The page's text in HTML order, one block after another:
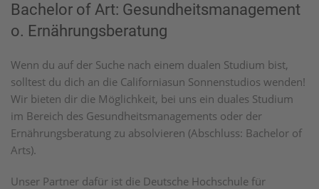
Bachelor of Art: Gesundheitsmanagement
o. Ernährungsberatung
Wenn du auf der Suche nach einem dualen Studium bist,
solltest du dich an die Californiasun Sonnenstudios wenden!
Wir bieten dir die Möglichkeit, bei uns ein duales Studium
im Bereich des Gesundheitsmanagements oder der
Ernährungsberatung zu absolvieren (Abschluss: Bachelor of
Arts).
Unser Partner dafür ist die Deutsche Hochschule für